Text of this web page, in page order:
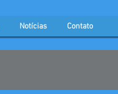
Notícias Contato